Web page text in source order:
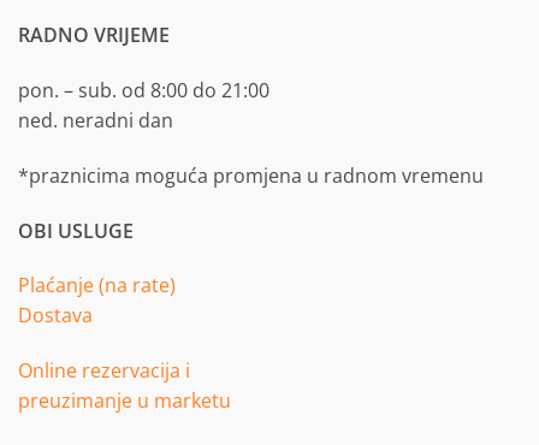
RADNO VRIJEME
pon. – sub. od 8:00 do 21:00
ned. neradni dan
*praznicima moguća promjena u radnom vremenu
OBI USLUGE
Plaćanje (na rate)
Dostava
Online rezervacija i
preuzimanje u marketu